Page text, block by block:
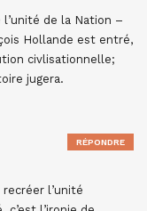
de la Nation –
Hollande est entré,
civlisationnelle;
jugera.
l’unité
RÉPONDRE